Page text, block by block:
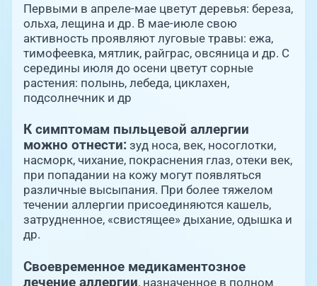
Первыми в апреле-мае цветут деревья: береза,
ольха, лещина и др. В мае-июле свою
активность проявляют луговые травы: ежа,
тимофеевка, мятлик, райграс, овсяница и др. С
середины июля до осени цветут сорные
растения: полынь, лебеда, циклахен,
подсолнечник и др
К симптомам пыльцевой аллергии
можно отнести: зуд носа, век, носоглотки,
насморк, чихание, покраснения глаз, отеки век,
при попадании на кожу могут появляться
различные высыпания. При более тяжелом
течении аллергии присоединяются кашель,
затрудненное, «свистящее» дыхание, одышка и
др.
Своевременное медикаментозное
лечение аллергии, назначенное в полном